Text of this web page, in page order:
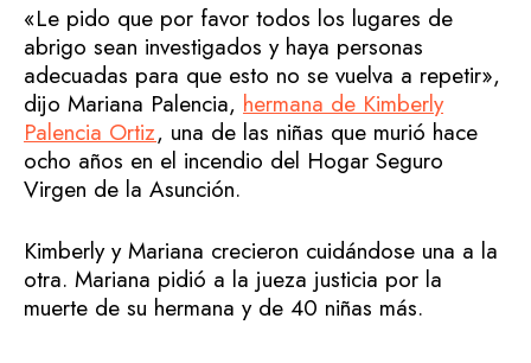
«Le pido que por favor todos los lugares de
abrigo sean investigados y haya personas
adecuadas para que esto no se vuelva a repetir»,
dijo Mariana Palencia, hermana de Kimberly
Palencia Ortiz, una de las niñas que murió hace
ocho años en el incendio del Hogar Seguro
Virgen de la Asunción.
Kimberly y Mariana crecieron cuidándose una a la
otra. Mariana pidió a la jueza justicia por la
muerte de su hermana y de 40 niñas más.